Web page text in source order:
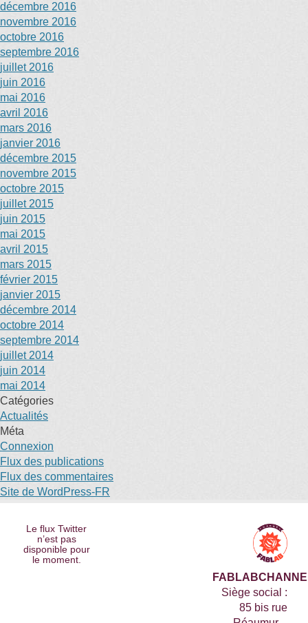
décembre 2016
novembre 2016
octobre 2016
septembre 2016
juillet 2016
juin 2016
mai 2016
avril 2016
mars 2016
janvier 2016
décembre 2015
novembre 2015
octobre 2015
juillet 2015
juin 2015
mai 2015
avril 2015
mars 2015
février 2015
janvier 2015
décembre 2014
octobre 2014
septembre 2014
juillet 2014
juin 2014
mai 2014
Catégories
Actualités
Méta
Connexion
Flux des publications
Flux des commentaires
Site de WordPress-FR
Le flux Twitter
n’est pas
disponible pour
le moment.
Siège social :
85 bis rue